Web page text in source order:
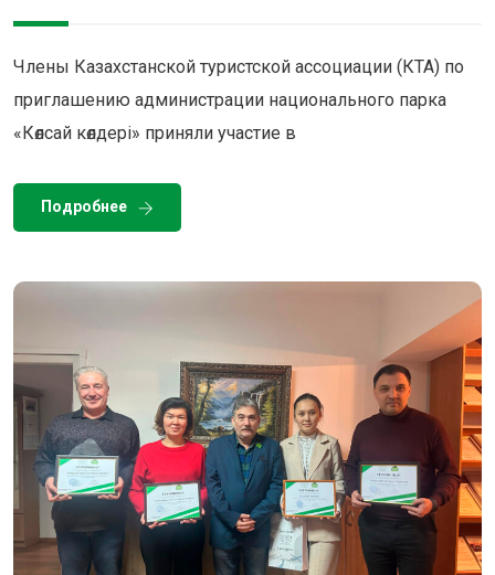
Члены Казахстанской туристской ассоциации (КТА) по
приглашению администрации национального парка
«Көлсай көлдері» приняли участие в
Подробнее